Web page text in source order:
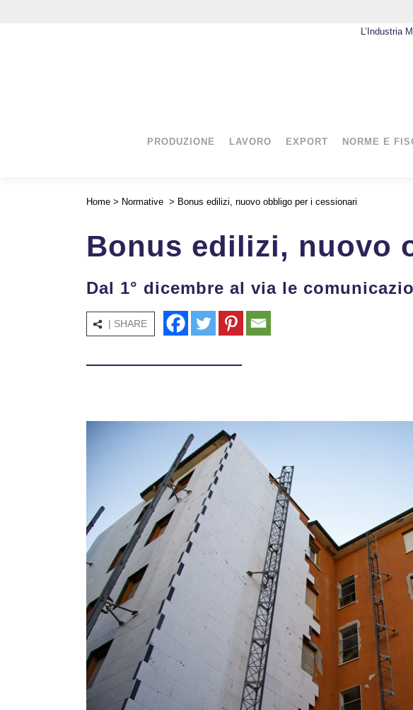
L’Industria
PRODUZIONE LAVORO EXPORT NORME E
Home > Normative > Bonus edilizi, nuovo obbligo per i cessionari
Bonus edilizi, nuovo
Dal 1° dicembre al via le
| SHARE